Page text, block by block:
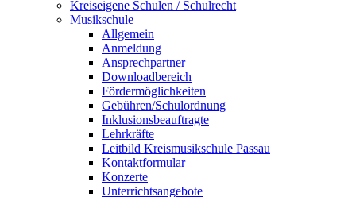
Kreiseigene Schulen / Schulrecht
Musikschule
Allgemein
Anmeldung
Ansprechpartner
Downloadbereich
Fördermöglichkeiten
Gebühren/Schulordnung
Inklusionsbeauftragte
Lehrkräfte
Leitbild Kreismusikschule Passau
Kontaktformular
Konzerte
Unterrichtsangebote